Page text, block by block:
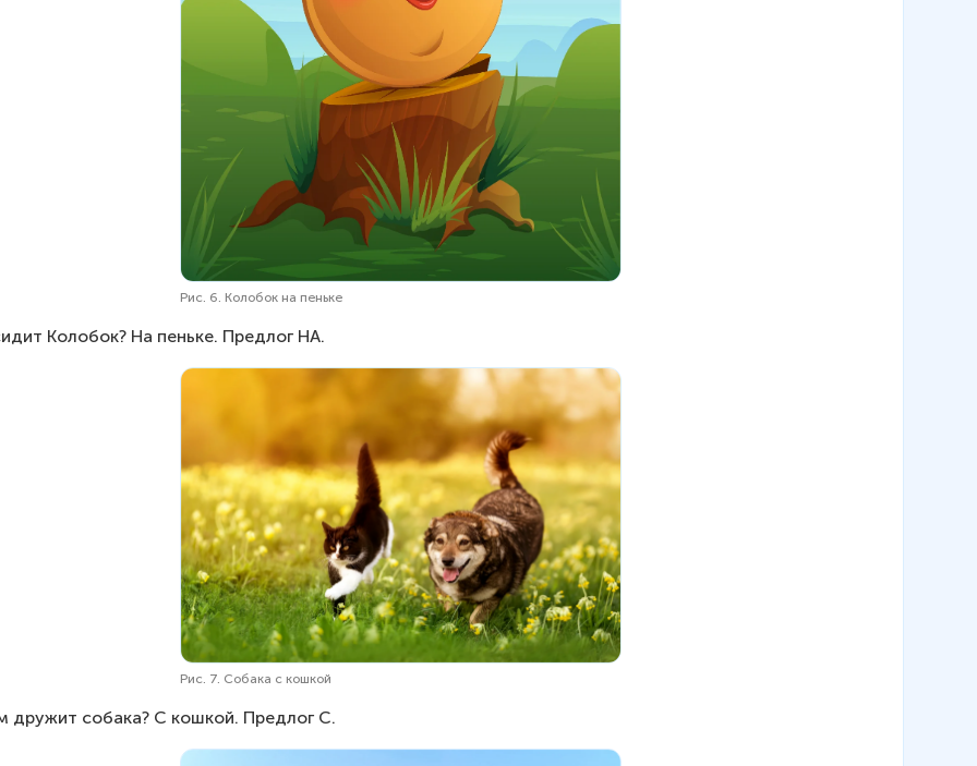
Рис. 6. Колобок на пеньке
Колобок? На пеньке. Предлог НА.
Рис. 7. Собака с кошкой
дружит собака? С кошкой. Предлог С.